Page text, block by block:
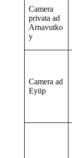
Camera
privata ad
Arnavutko
y
Camera ad
Eyüp